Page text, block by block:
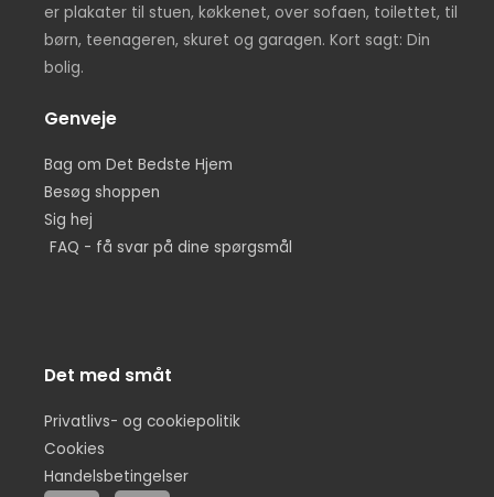
er plakater til stuen, køkkenet, over sofaen, toilettet, til
børn, teenageren, skuret og garagen. Kort sagt: Din
bolig.
Genveje
Bag om Det Bedste Hjem
Besøg shoppen
Sig hej
FAQ - få svar på dine spørgsmål
Det med småt
Privatlivs- og cookiepolitik
Cookies
Handelsbetingelser